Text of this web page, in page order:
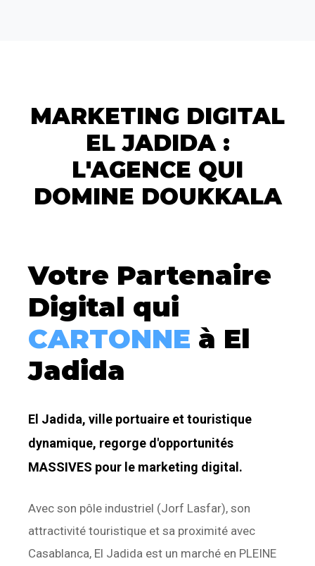
MARKETING DIGITAL
EL JADIDA :
L'AGENCE QUI
DOMINE DOUKKALA
Votre Partenaire
Digital qui
CARTONNE à El
Jadida
El Jadida, ville portuaire et touristique
dynamique, regorge d'opportunités
MASSIVES pour le marketing digital.
Avec son pôle industriel (Jorf Lasfar), son
attractivité touristique et sa proximité avec
Casablanca, El Jadida est un marché en PLEINE